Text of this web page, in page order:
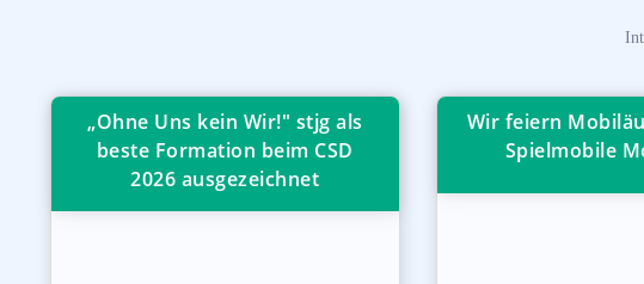
„Ohne Uns kein Wir!" stjg als
beste Formation beim CSD
2026 ausgezeichnet
Wir feiern
Spielmobile